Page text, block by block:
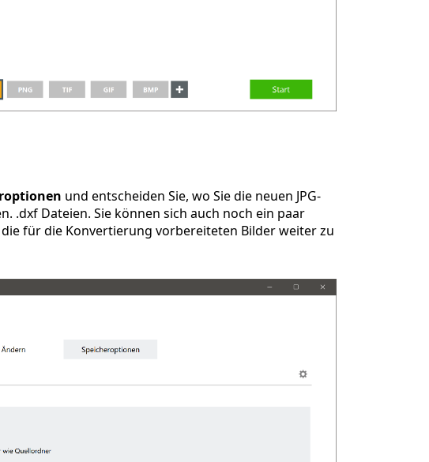
und entscheiden Sie, wo Sie die neuen JPG-
.dxf Dateien. Sie können sich auch noch ein paar
für die Konvertierung vorbereiteten Bilder weiter zu